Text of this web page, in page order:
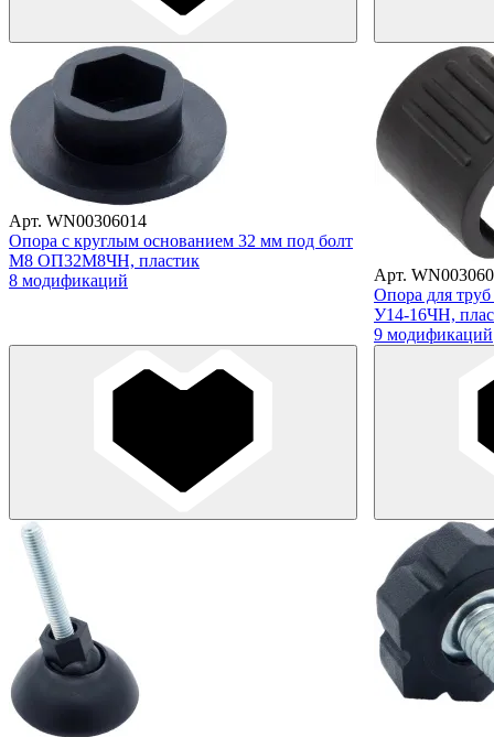
Арт. WN00306014
Опора с круглым основанием 32 мм под болт
М8 ОП32М8ЧН, пластик
8 модификаций
Арт.
Опора для
У14-16ЧН,
9 модификаций